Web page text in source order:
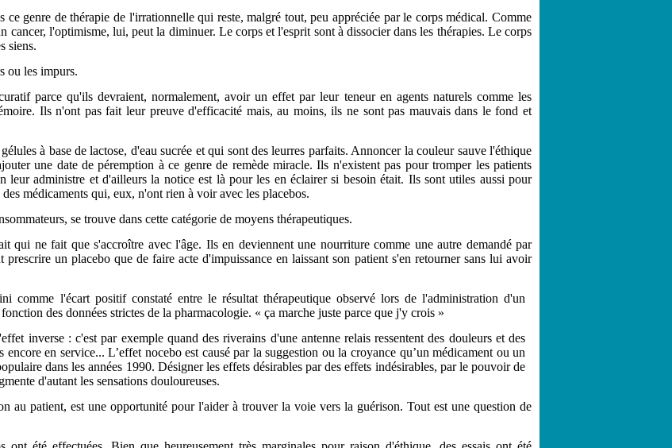
ce genre de thérapie de l'irrationnelle qui reste, malgré tout, peu appréciée par le corps médical. Comme
cancer, l'optimisme, lui, peut la diminuer. Le corps et l'esprit sont à dissocier dans les thérapies. Le corps
siens.
ou les impurs.
parce qu'ils devraient, normalement, avoir un effet par leur teneur en agents naturels comme les
Ils n'ont pas fait leur preuve d'efficacité mais, au moins, ils ne sont pas mauvais dans le fond et
à base de lactose, d'eau sucrée et qui sont des leurres parfaits. Annoncer la couleur sauve l'éthique
une date de péremption à ce genre de remède miracle. Ils n'existent pas pour tromper les patients
leur administre et d'ailleurs la notice est là pour les en éclairer si besoin était. Ils sont utiles aussi pour
médicaments qui, eux, n'ont rien à voir avec les placebos.
se trouve dans cette catégorie de moyens thérapeutiques.
qui ne fait que s'accroître avec l'âge. Ils en deviennent une nourriture comme une autre demandé par
un placebo que de faire acte d'impuissance en laissant son patient s'en retourner sans lui avoir
l'écart positif constaté entre le résultat thérapeutique observé lors de l'administration d'un
des données strictes de la pharmacologie. « ça marche juste parce que j'y crois »
inverse : c'est par exemple quand des riverains d'une antenne relais ressentent des douleurs et des
encore en service... L’effet nocebo est causé par la suggestion ou la croyance qu’un médicament ou un
dans les années 1990. Désigner les effets désirables par des effets indésirables, par le pouvoir de
d'autant les sensations douloureuses.
au patient, est une opportunité pour l'aider à trouver la voie vers la guérison. Tout est une question de